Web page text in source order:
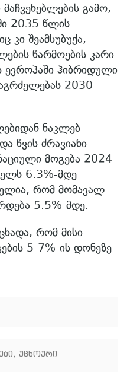
გამო,
2035 წლის
კი შეამსუბუქა,
წარმოების კარი
ევროპაში ჰიბრიდული
2030
ნაკლებ
წვის ძრავიანი
მოგება 2024
6.3%-მდე
რომ მომავალ
5.5%-მდე.
რომ მისი
5-7%-ის დონეზე
, უცხოური